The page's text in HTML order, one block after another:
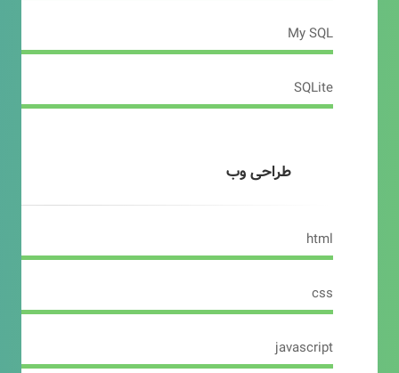
My SQL
SQLite
طراحی وب
html
css
javascript